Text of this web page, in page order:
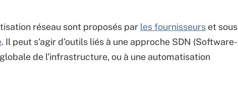
réseau sont proposés par les fournisseurs et sous
. Il peut s’agir d’outils liés à une approche SDN (Software-
de l’infrastructure, ou à une automatisation